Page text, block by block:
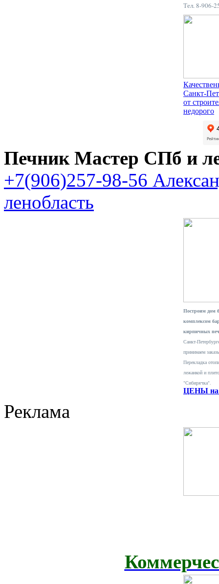
Тел. 8-906-
Санкт-
от
недорого
Печник Мастер СПб и
+7(906)257-98-56
ленобласть
Построим дом
комплексом
кирпичных
Санкт-
принимаем
Перекладка
лежанкой и
"Сибирячка".
ЦЕНЫ на
Реклама